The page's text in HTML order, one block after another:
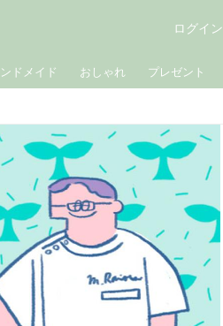
ドメイド おしゃれ プレゼント
ログイン